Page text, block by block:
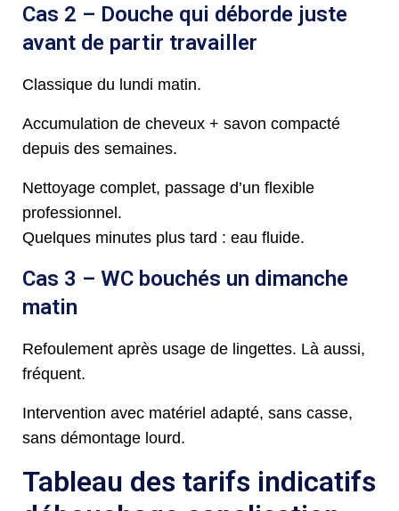
Cas 2 – Douche qui déborde juste
avant de partir travailler
Classique du lundi matin.
Accumulation de cheveux + savon compacté
depuis des semaines.
Nettoyage complet, passage d’un flexible
professionnel.
Quelques minutes plus tard : eau fluide.
Cas 3 – WC bouchés un dimanche
matin
Refoulement après usage de lingettes. Là aussi,
fréquent.
Intervention avec matériel adapté, sans casse,
sans démontage lourd.
Tableau des tarifs indicatifs